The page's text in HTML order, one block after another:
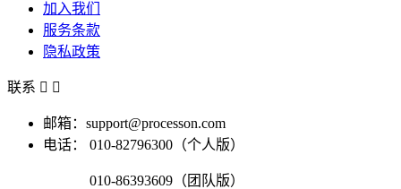
加入我们
服务条款
隐私政策
联系  
邮箱：support@processon.com
电话：
010-82796300（个人版）
010-86393609（团队版）